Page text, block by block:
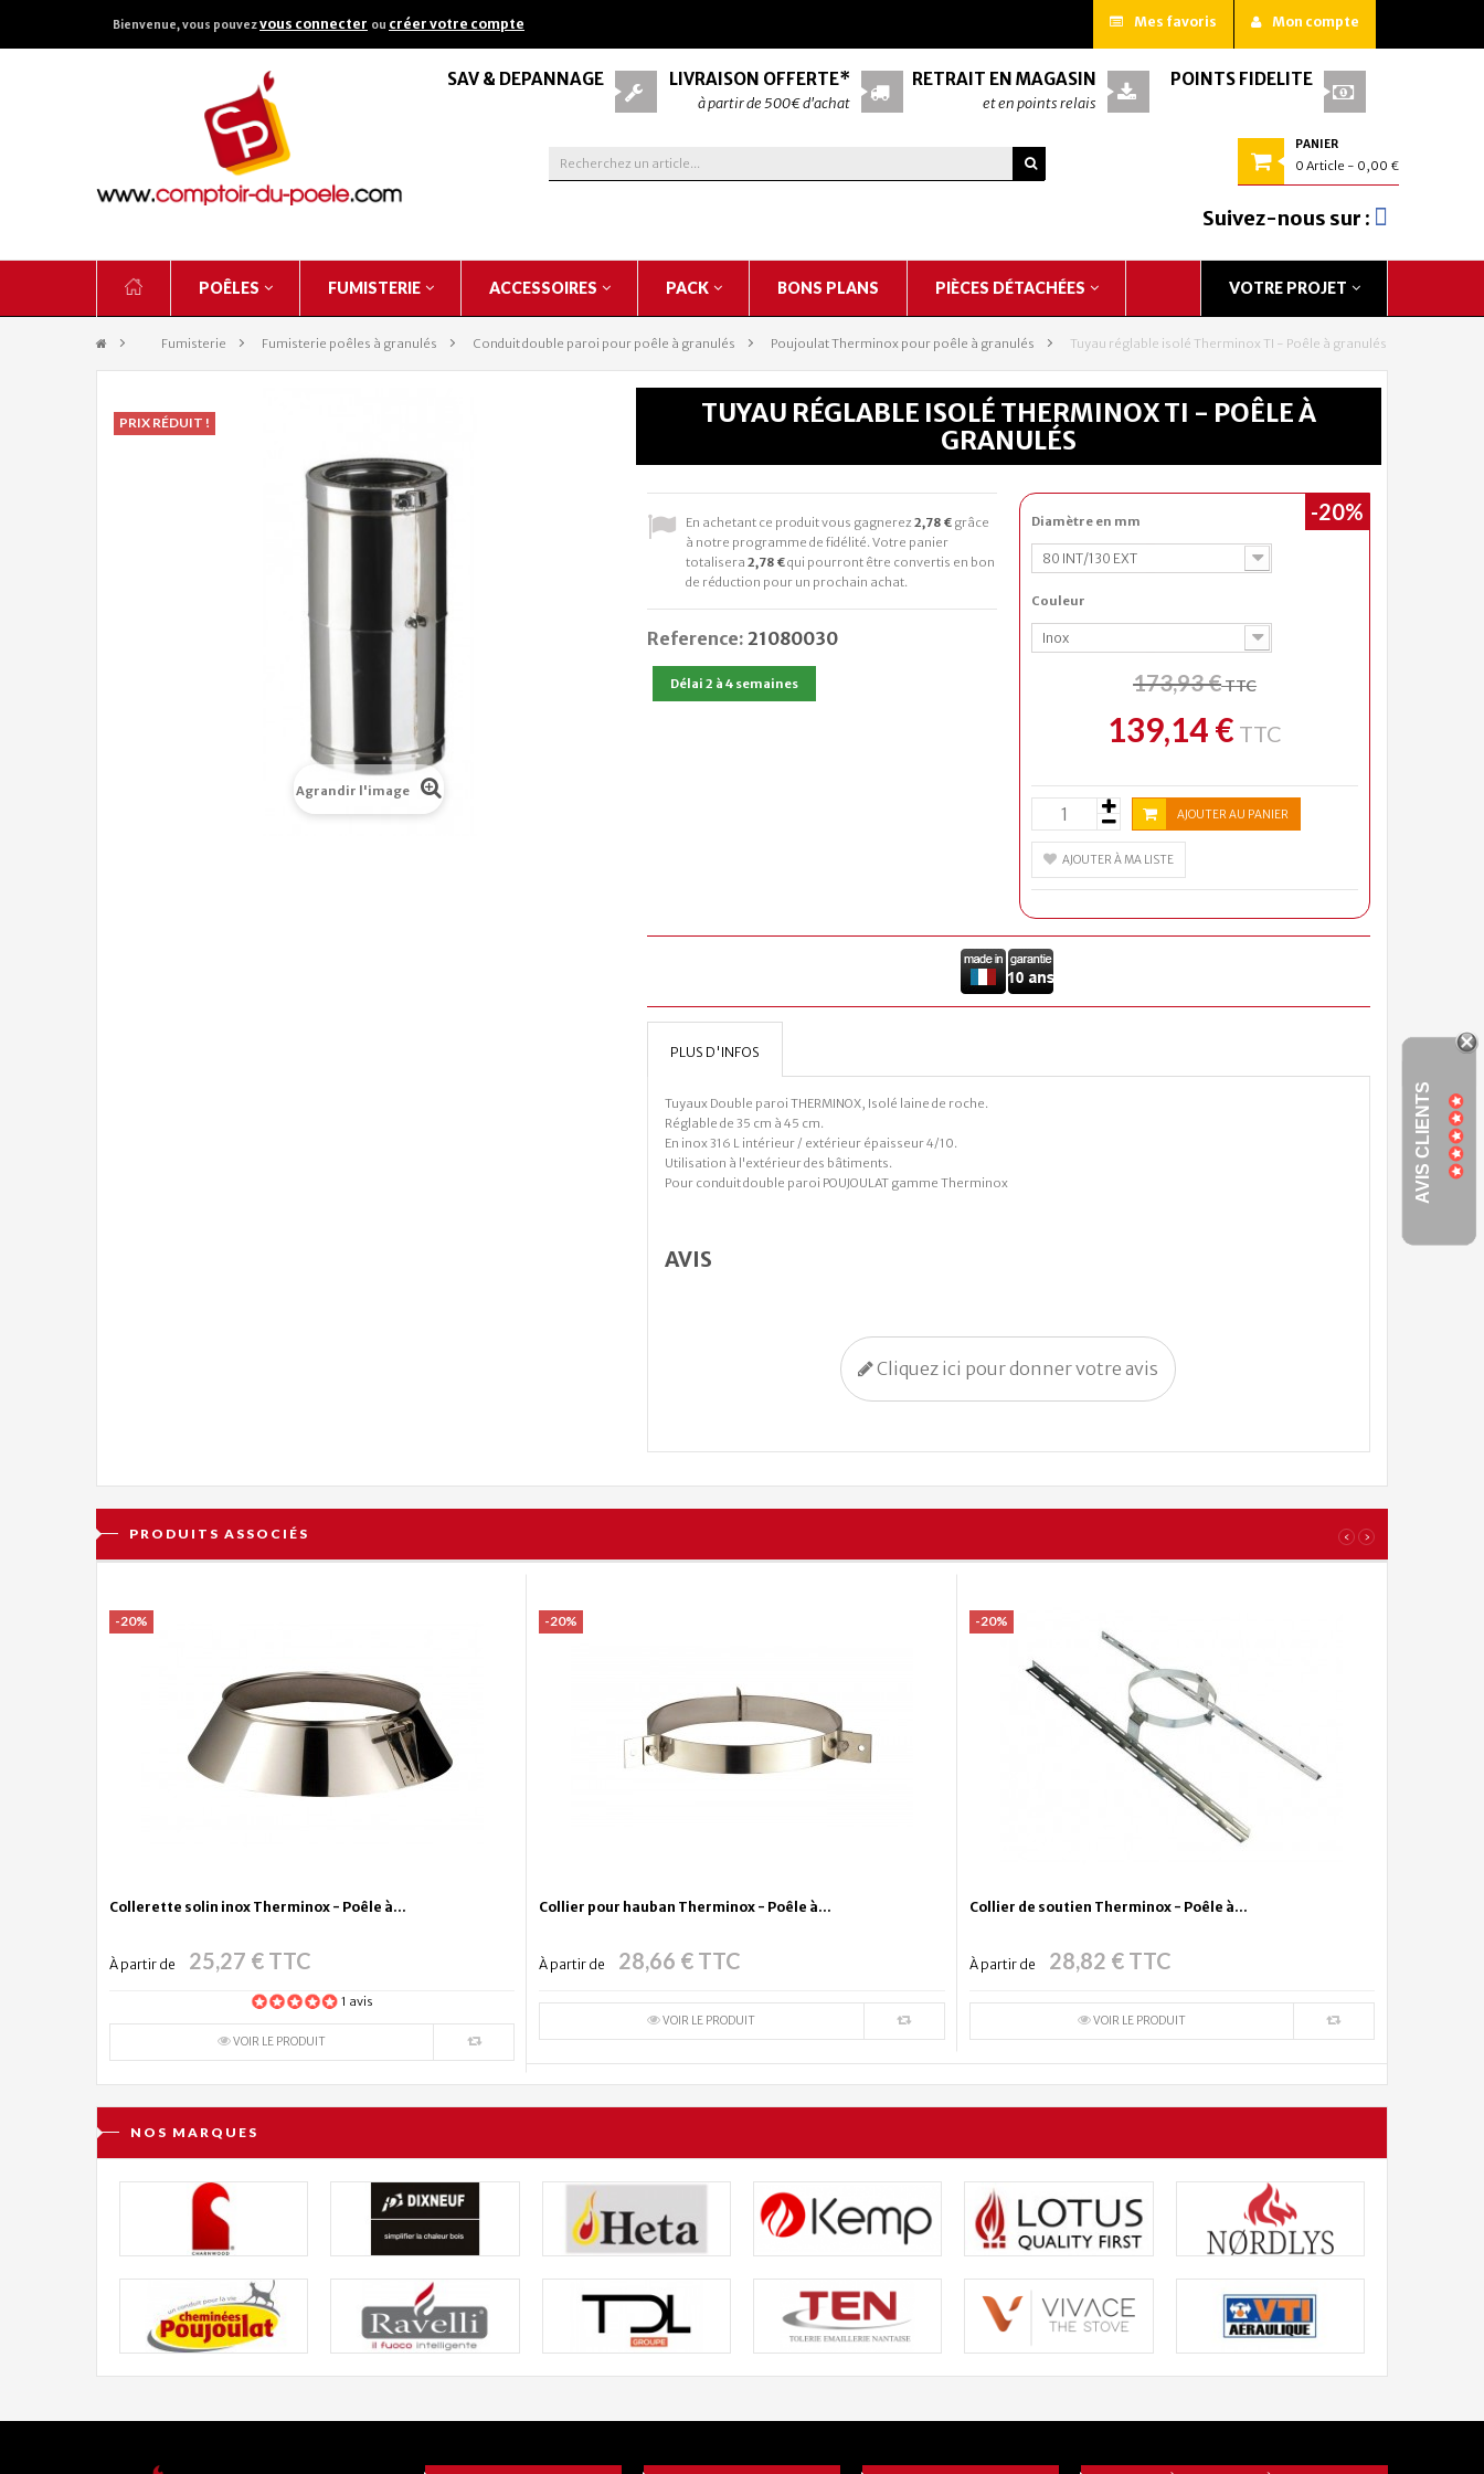
Bienvenue, vous pouvezvous connecter ou créer votre compte Mes favoris Mon compte
SAV & DÉPANNAGE LIVRAISON OFFERTE*
à partir de 500€ d'achat
RETRAIT EN MAGASIN
et en points relais
POINTS FIDÉLITÉ
PANIER
0 Article - 0,00 €
Suivez-nous sur :
POÊLES FUMISTERIE ACCESSOIRES PACK BONS PLANS PIÈCES DÉTACHÉES VOTRE PROJET
&gt; Fumisterie > Fumisterie poêles à granulés > Conduit double paroi pour poêle à granulés > Poujoulat Therminox pour poêle à granulés > Tuyau réglable isolé Therminox TI - Poêle à granulés
PRIX RÉDUIT !
Agrandir l'image
TUYAU RÉGLABLE ISOLÉ THERMINOX TI - POÊLE À
GRANULÉS
En achetant ce produit vous gagnerez 2,78 €grâce
à notre programme de fidélité. Votre panier
totalisera 2,78 €qui pourront être convertis en bon
de réduction pour un prochain achat.
Reference: 21080030
Délai 2 à 4 semaines
Diamètre en mm
80 INT/130 EXT
Couleur
Inox
173,93 €TTC
-20%
139,14 € TTC
AJOUTER AU PANIER
AJOUTER À MA LISTE
PLUS D'INFOS
Tuyaux Double paroi THERMINOX, Isolé laine de roche.
Réglable de 35 cm à 45 cm.
En inox 316 L intérieur / extérieur épaisseur 4/10.
Utilisation à l'extérieur des bâtiments.
Pour conduit double paroi POUJOULAT gamme Therminox
AVIS
Cliquez ici pour donner votre avis
PRODUITS ASSOCIÉS ‹ ›
-20%
Collerette solin inox Therminox - Poêle à...
À partir de 25,27 € TTC
1 avis
VOIR LE PRODUIT
-20%
Collier pour hauban Therminox - Poêle à...
À partir de 28,66 € TTC
VOIR LE PRODUIT
-20%
Collier de soutien Therminox - Poêle à...
À partir de 28,82 € TTC
VOIR LE PRODUIT
NOS MARQUES
AVIS CLIENTS